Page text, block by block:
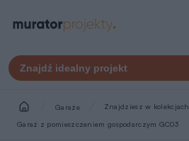
Znajdź idealny projekt
Garaże Znajdziesz w kolekcjach
Garaż z pomieszczeniem gospodarczym GC03